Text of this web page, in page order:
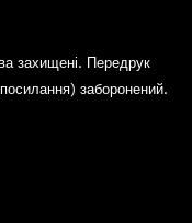
захищені. Передрук
заборонений.